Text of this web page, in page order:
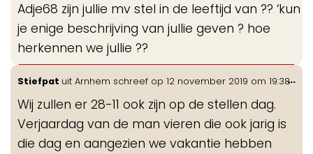
Adje68 zijn jullie mv stel in de leeftijd van ?? ‘kun
je enige beschrijving van jullie geven ? hoe
herkennen we jullie ??
Stiefpat uit Arnhem schreef op 12 november 2019 om 19:38
Wij zullen er 28-11 ook zijn op de stellen dag.
Verjaardag van de man vieren die ook jarig is
die dag en aangezien we vakantie hebben
...